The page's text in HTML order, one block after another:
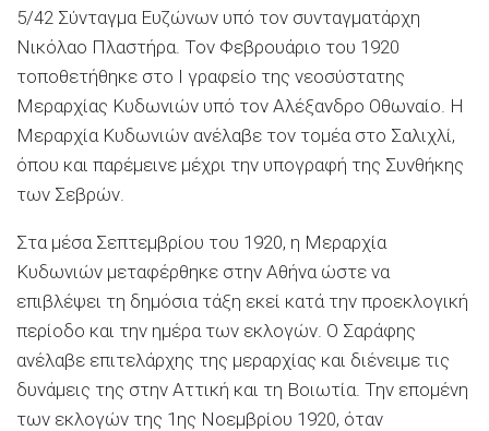
5/42 Σύνταγμα Ευζώνων υπό τον συνταγματάρχη
Νικόλαο Πλαστήρα. Τον Φεβρουάριο του 1920
τοποθετήθηκε στο Ι γραφείο της νεοσύστατης
Μεραρχίας Κυδωνιών υπό τον Αλέξανδρο Οθωναίο. Η
Μεραρχία Κυδωνιών ανέλαβε τον τομέα στο Σαλιχλί,
όπου και παρέμεινε μέχρι την υπογραφή της Συνθήκης
των Σεβρών.
Στα μέσα Σεπτεμβρίου του 1920, η Μεραρχία
Κυδωνιών μεταφέρθηκε στην Αθήνα ώστε να
επιβλέψει τη δημόσια τάξη εκεί κατά την προεκλογική
περίοδο και την ημέρα των εκλογών. Ο Σαράφης
ανέλαβε επιτελάρχης της μεραρχίας και διένειμε τις
δυνάμεις της στην Αττική και τη Βοιωτία. Την επομένη
των εκλογών της 1ης Νοεμβρίου 1920, όταν